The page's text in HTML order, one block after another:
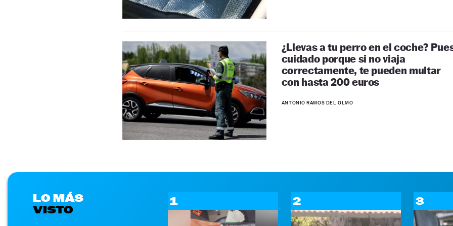
¿Llevas a tu perro en el coche?
cuidado porque si no viaja
correctamente, te pueden multar
con hasta 200 euros
ANTONIO RAMOS DEL OLMO
LO MÁS
VISTO
1 2 3